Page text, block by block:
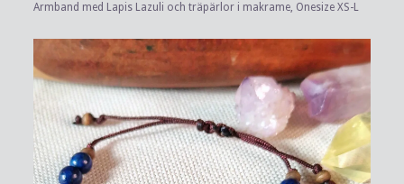
Armband med Lapis Lazuli och träpärlor i makrame, Onesize XS-L